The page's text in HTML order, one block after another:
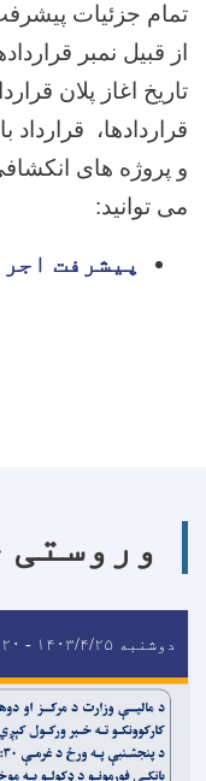
تمام جزئیات
از قبیل نمبر
تاریخ اغاز پلان
قراردادها،
و پروژه های
می توانید:
پیشرفت
وروستی
دوشنبه ۱۴۰۳/۴/۲۵ - ۱۲:۲۰